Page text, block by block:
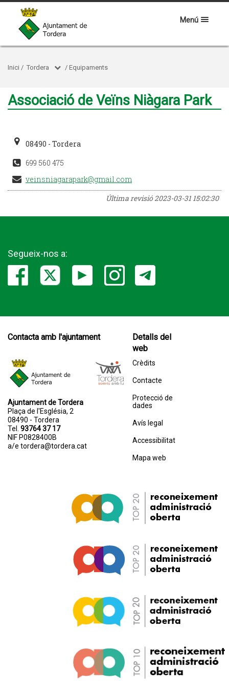
Menú
Inici / Tordera / Equipaments
Associació de Veïns Niàgara Park
08490 - Tordera
699 560 475
veinsniagarapark@gmail.com
Última revisió2023-03-31 15:02:30
Segueix-nos a:
Contacta amb l'ajuntament
Ajuntament de Tordera
Plaça de l'Església, 2
08490 - Tordera
Tel. 93764 37 17
NIF P0828400B
a/e tordera@tordera.cat
Detalls del
web
Crèdits
Contacte
Protecció de
dades
Avís legal
Accessibilitat
Mapa web